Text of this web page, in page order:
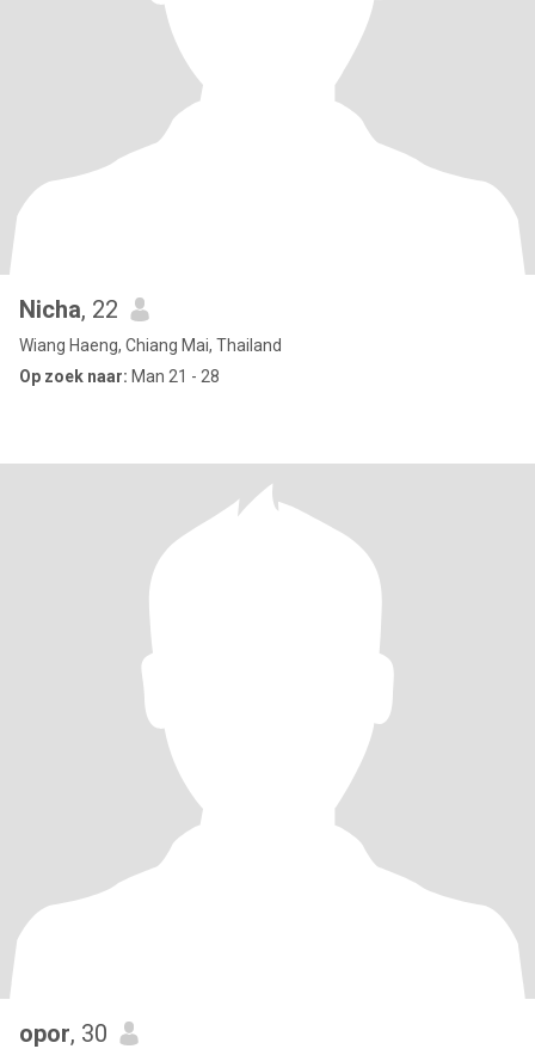
Nicha, 22
Wiang Haeng, Chiang Mai, Thailand
Op zoek naar: Man 21 - 28
opor, 30